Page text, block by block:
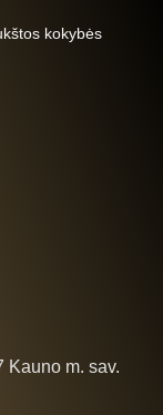
kokybės
Kauno m. sav.